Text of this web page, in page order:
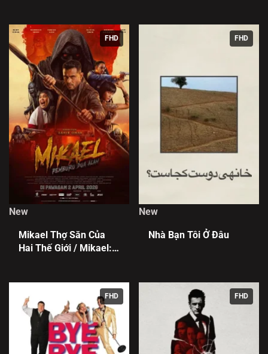
FHD
New
Mikael Thợ Săn Của
Hai Thế Giới / Mikael:
FHD
New
Nhà Bạn Tôi Ở Đâu
FHD FHD